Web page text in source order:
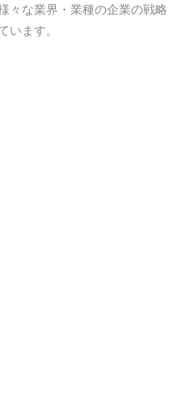
々な業界・業種の企業の戦略
います。